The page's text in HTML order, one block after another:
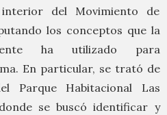
del Movimiento de
los conceptos que la
ha utilizado para
En particular, se trató de
Parque Habitacional Las
se buscó identificar y